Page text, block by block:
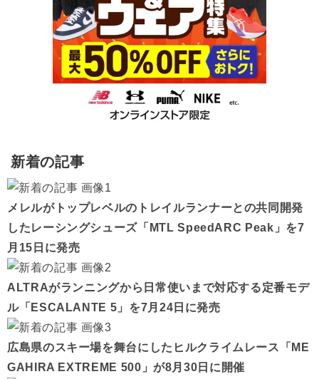
新着の記事
メレルがトップレベルのトレイルランナーとの共同開発
したレーシングシューズ「MTL SpeedARC Peak」を7
月15日に発売
ALTRAがランニングから日常使いまで対応する定番モデ
ル「ESCALANTE 5」を7月24日に発売
広島県のスキー場を舞台にしたヒルクライムレース「ME
GAHIRA EXTREME 500」が8月30日に開催